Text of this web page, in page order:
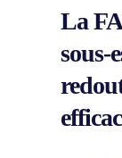
La
sous-